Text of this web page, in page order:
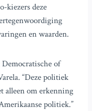
kiezers deze
en waarden.
of
“Deze politiek
alleen om erkenning
politiek.”